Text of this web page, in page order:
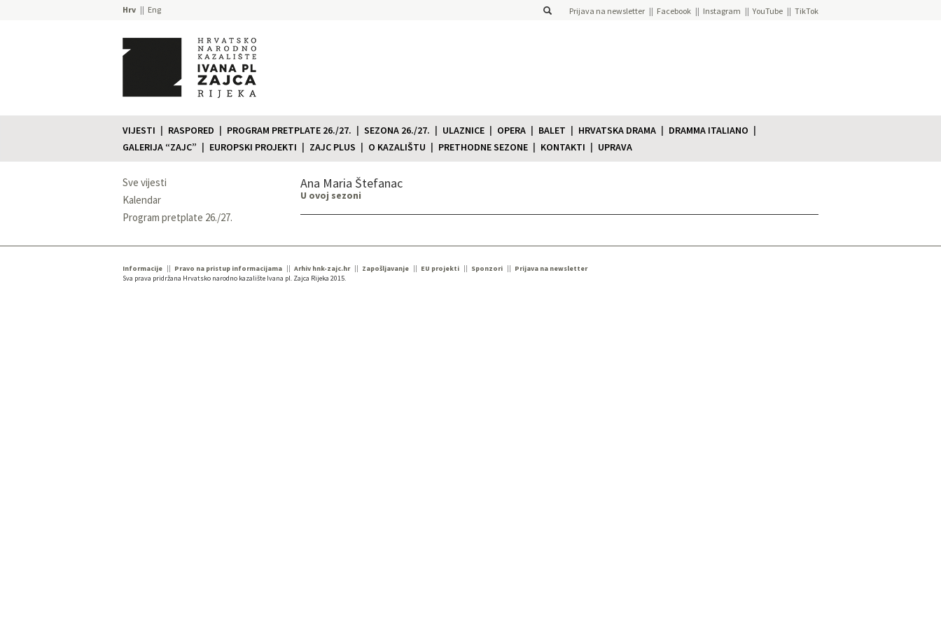
Hrv Eng Prijava na newsletter Facebook Instagram YouTube TikTok
VIJESTI RASPORED PROGRAM PRETPLATE 26./27. SEZONA 26./27. ULAZNICE OPERA BALET HRVATSKA DRAMA
DRAMMA ITALIANO
GALERIJA “ZAJC”
EUROPSKI PROJEKTI ZAJC PLUS O KAZALIŠTU PRETHODNE SEZONE KONTAKTI UPRAVA
Sve vijesti
Kalendar
Program pretplate 26./27.
Ana Maria Štefanac
U ovoj sezoni
Informacije Pravo na pristup informacijama Arhiv hnk-zajc.hr Zapošljavanje EU projekti Sponzori
Prijava na newsletter
Sva prava pridržana Hrvatsko narodno kazalište Ivana pl. Zajca Rijeka 2015.